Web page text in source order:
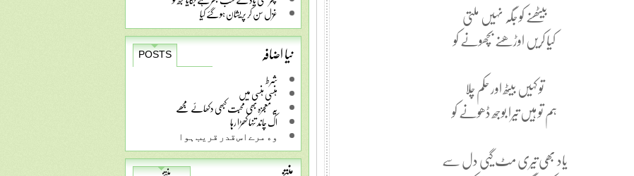
غزل سن کر پریشان ہو گئے کیا
نیا اضافہ
POSTS
شرط
ہنسی ہنسی میں
یہ معجزہ بھی محبت کبھی دکھائے مجھے
اک چاند تنہا کھڑا رہا
ﻭﮦ ﻣﺮﮮ ﺍﺱ ﻗﺪﺭ ﻗﺮﯾﺐ ﮨﻮﺍ
بیٹھنے کو جگہ نہیں ملتی
کیا کریں اوڑھنے بچھونے کو
تو کہیں بیٹھ اور حکم چلا
ہم تو ہیں تیرا بوجھ ڈھونے کو
یاد بھی تیری مٹ گیی دل سے